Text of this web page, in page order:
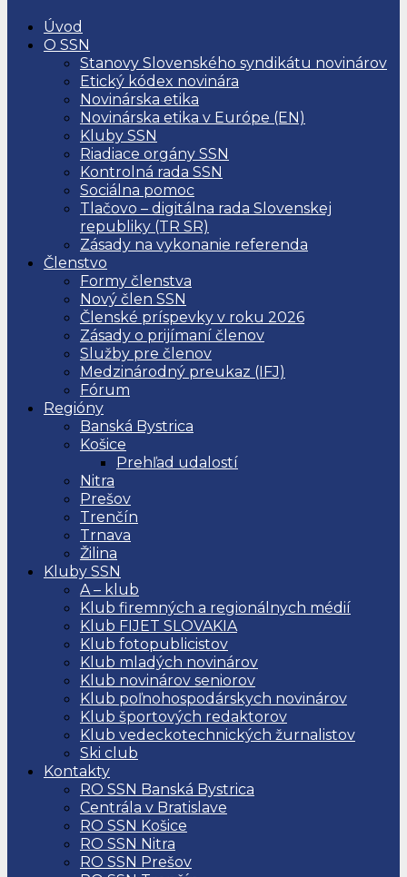
Úvod
O SSN
Stanovy Slovenského syndikátu novinárov
Etický kódex novinára
Novinárska etika
Novinárska etika v Európe (EN)
Kluby SSN
Riadiace orgány SSN
Kontrolná rada SSN
Sociálna pomoc
Tlačovo – digitálna rada Slovenskej
republiky (TR SR)
Zásady na vykonanie referenda
Členstvo
Formy členstva
Nový člen SSN
Členské príspevky v roku 2026
Zásady o prijímaní členov
Služby pre členov
Medzinárodný preukaz (IFJ)
Fórum
Regióny
Banská Bystrica
Košice
Prehľad udalostí
Nitra
Prešov
Trenčín
Trnava
Žilina
Kluby SSN
A – klub
Klub firemných a regionálnych médií
Klub FIJET SLOVAKIA
Klub fotopublicistov
Klub mladých novinárov
Klub novinárov seniorov
Klub poľnohospodárskych novinárov
Klub športových redaktorov
Klub vedeckotechnických žurnalistov
Ski club
Kontakty
RO SSN Banská Bystrica
Centrála v Bratislave
RO SSN Košice
RO SSN Nitra
RO SSN Prešov